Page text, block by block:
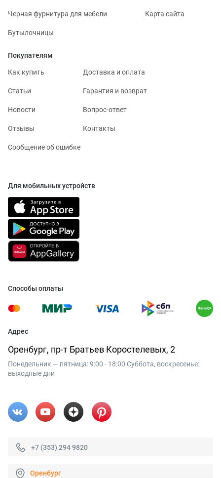
Черная фурнитура для мебели
Бутылочницы
Карта сайта
Покупателям
Как купить Доставка и оплата
Статьи Гарантия и возврат
Новости Вопрос-ответ
Отзывы Контакты
Сообщение об ошибке
Для мобильных устройств
Способы оплаты
Адрес
Оренбург, пр-т Братьев Коростелевых, 2
Понедельник — пятница: 9:00 - 18:00 Суббота, воскресенье:
выходные дни
+7 (353) 294 9820
Оренбург